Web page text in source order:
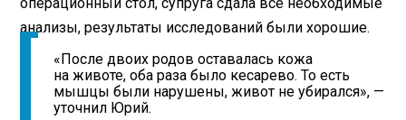
анализы, результаты исследований были хорошие.
«После двоих родов оставалась кожа
на животе, оба раза было кесарево. То есть
мышцы были нарушены, живот не убирался», —
уточнил Юрий.